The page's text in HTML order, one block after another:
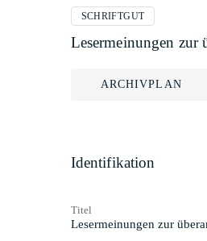
SCHRIFTGUT
Lesermeinungen zur
ARCHIVPLAN
Identifikation
Titel
Lesermeinungen zur